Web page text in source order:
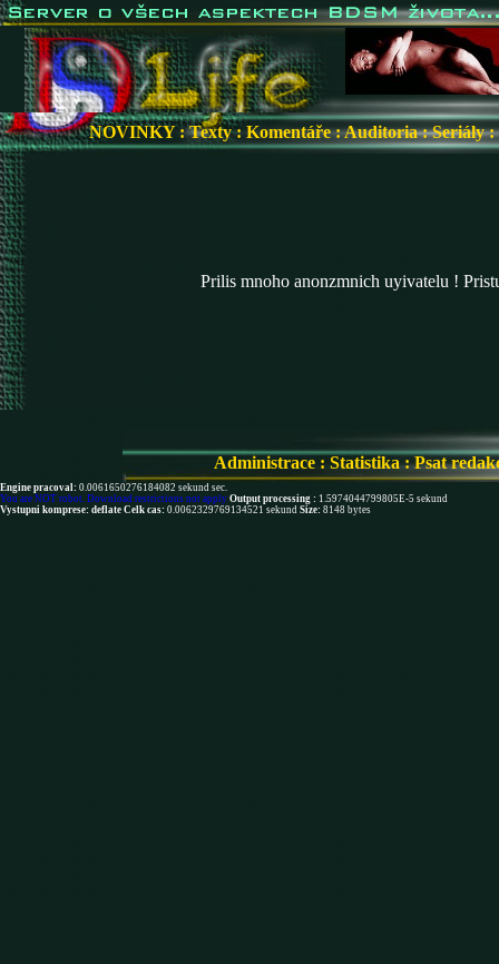
NOVINKY:Texty: Komentáře:Auditoria:Seriály:
Prilis mnoho anonzmnich uyivatelu !
Administrace : Statistika:Psat
Engine pracoval: 0.0061650276184082 sekund sec.
You are NOT robot. Download restrictions not apply Output processing : 1.5974044799805E-5 sekund
Vystupni komprese: deflate Celk cas: 0.0062329769134521 sekund Size: 8148 bytes